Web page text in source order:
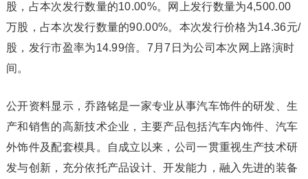
股，占本次发行数量的10.00%。网上发行数量为4,500.00
万股，占本次发行数量的90.00%。本次发行价格为14.36元/
股，发行市盈率为14.99倍。7月7日为公司本次网上路演时
间。
公开资料显示，乔路铭是一家专业从事汽车饰件的研发、生
产和销售的高新技术企业，主要产品包括汽车内饰件、汽车
外饰件及配套模具。自成立以来，公司一贯重视生产技术研
发与创新，充分依托产品设计、开发能力，融入先进的装备